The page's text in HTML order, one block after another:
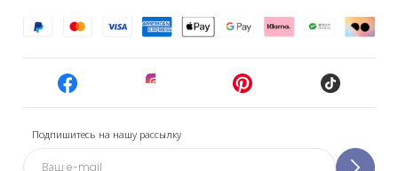
Подпишитесь на нашу рассылку